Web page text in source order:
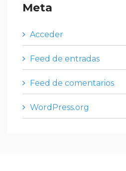
Meta
Acceder
Feed de entradas
Feed de comentarios
WordPress.org